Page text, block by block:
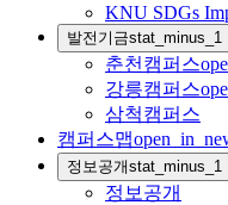
KNU SDGs
발전기금stat_minus_1
춘천캠퍼스
강릉캠퍼스
삼척캠퍼스
캠퍼스맵
정보공개stat_minus_1
정보공개